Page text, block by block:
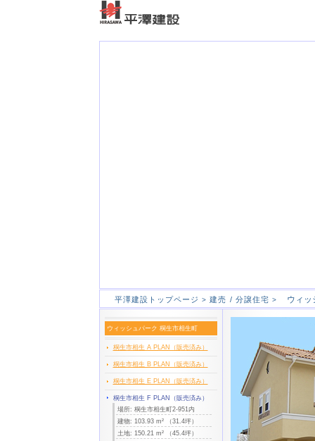
平澤建設トップページ >建売 / 分譲住宅 > ウィッ
ウィッシュパーク 桐生市相生町
桐生市相生 A PLAN（販売済み）
桐生市相生 B PLAN（販売済み）
桐生市相生 E PLAN（販売済み）
桐生市相生 F PLAN（販売済み）
場所: 桐生市相生町2-951内
建物: 103.93 m² （31.4坪）
土地: 150.21 m² （45.4坪）